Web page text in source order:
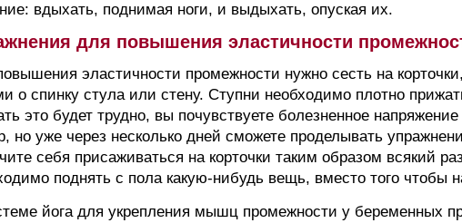
вдыхать, поднимая ноги, и выдыхать, опуская их.
для повышения эластичности
эластичности промежности нужно сесть на
о спинку стула или стену. Ступни необходимо плотно
это будет трудно, вы почувствуете болезненное
но уже через несколько дней сможете проделывать
себя присаживаться на корточки таким образом всякий
поднять с пола какую-нибудь вещь, вместо того чтобы
йога для укрепления мышц промежности у беременных